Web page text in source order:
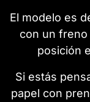
El modelo es
con un freno
posición
Si estás
papel con